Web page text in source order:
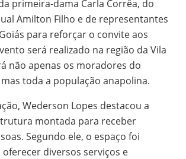
primeira-dama Carla Corrêa, do
Amilton Filho e de representantes
para reforçar o convite aos
será realizado na região da Vila
não apenas os moradores do
toda a população anapolina.
Wederson Lopes destacou a
montada para receber
Segundo ele, o espaço foi
diversos serviços e